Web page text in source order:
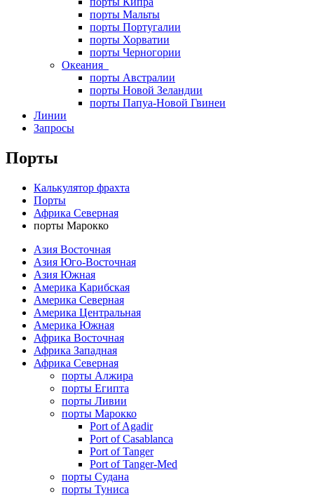
порты Мальты
порты Португалии
порты Хорватии
порты Черногории
Океания
порты Австралии
порты Новой Зеландии
порты Папуа-Новой Гвинеи
Линии
Запросы
Порты
Калькулятор фрахта
Порты
Африка Северная
порты Марокко
Азия Восточная
Азия Юго-Восточная
Азия Южная
Америка Карибская
Америка Северная
Америка Центральная
Америка Южная
Африка Восточная
Африка Западная
Африка Северная
порты Алжира
порты Египта
порты Ливии
порты Марокко
Port of Agadir
Port of Casablanca
Port of Tanger
Port of Tanger-Med
порты Судана
порты Туниса